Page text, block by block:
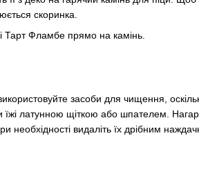
скоринка.
Тарт Фламбе прямо на камінь.
засоби для чищення,
їжі латунною щіткою або шпателем.
необхідності видаліть їх дрібним